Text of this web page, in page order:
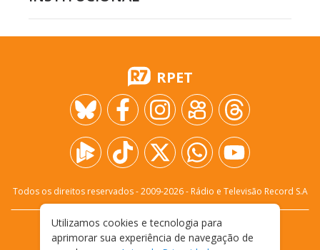
RPET
Todos os direitos reservados - 2009-2026- Rádio e Televisão Record S.A
FALE CONOSCO
PRIVACIDADE
Utilizamos cookies e tecnologia para
aprimorar sua experiência de navegação de